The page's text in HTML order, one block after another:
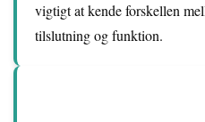
vigtigt at kende forskellen
tilslutning og funktion.